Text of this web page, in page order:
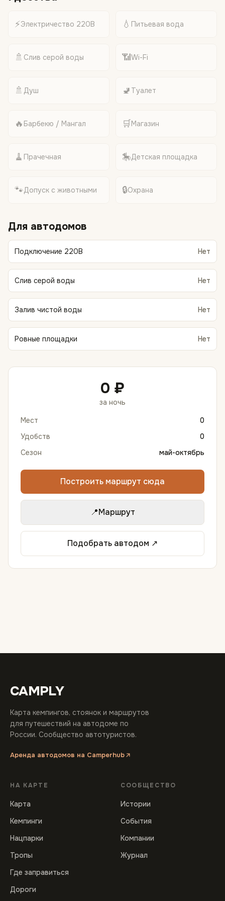
⚡Электричество 220В 💧 Питьевая вода
🚿 Слив серой воды 📶Wi-Fi
🚿 Душ 🚽 Туалет
🔥 Барбекю / Мангал 🛒Магазин
🧹 Прачечная 🎠Детская площадка
🐾Допуск с животными 🔒Охрана
Для автодомов
Подключение 220В Нет
Слив серой воды Нет
Залив чистой воды Нет
Ровные площадки Нет
0 ₽
за ночь
Мест
0
Удобств
0
Сезон
май-октябрь
Построить маршрут сюда
📍Маршрут
Подобрать автодом ↗
CAMPLY
Карта кемпингов, стоянок и маршрутов
для путешествий на автодоме по
России. Сообщество автотуристов.
Аренда автодомов на Camperhub
НА КАРТЕ
Карта
Кемпинги
Нацпарки
Тропы
Где заправиться
Дороги
СООБЩЕСТВО
Истории
События
Компании
Журнал